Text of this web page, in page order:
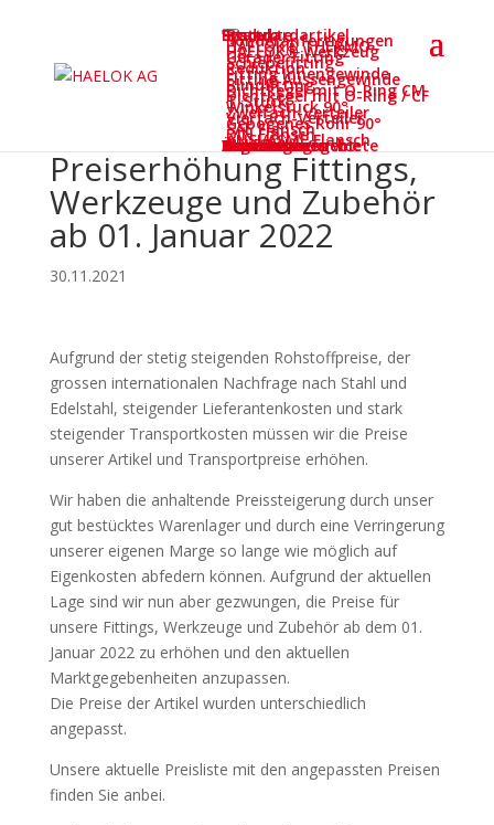
Start
System
Produkte
Standardartikel
Sonderanfertigungen
HAELOK® THERMO
HAELOK® Werkzeug
Gerader Fitting
Schiebefitting
Reduktion
Fitting Innengewinde
Fitting Aussengewinde
Blindfitting
Dichtkegel mit O-Ring CM
Dichtkegel mit O-Ring / CF
T-Stück
Winkelstück 90°
Zweifach-Verteiler
Vierfach-Verteiler
Gebogenes Rohr 90°
SAE Flansch
DIN Flansch
ANSI/ASME Flansch
Anwendungsgebiete
Service
Service-Übersicht
Zertifikate
Downloads
Reparatur-Service
Newsletter
Schulungen
Webinar
Unternehmen
Über uns
Karriere
Kontakt
English
Preiserhöhung Fittings,
Werkzeuge und Zubehör
ab 01. Januar 2022
30.11.2021
Aufgrund der stetig steigenden Rohstoffpreise, der
grossen internationalen Nachfrage nach Stahl und
Edelstahl, steigender Lieferantenkosten und stark
steigender Transportkosten müssen wir die Preise
unserer Artikel und Transportpreise erhöhen.
Wir haben die anhaltende Preissteigerung durch unser
gut bestücktes Warenlager und durch eine Verringerung
unserer eigenen Marge so lange wie möglich auf
Eigenkosten abfedern können. Aufgrund der aktuellen
Lage sind wir nun aber gezwungen, die Preise für
unsere Fittings, Werkzeuge und Zubehör ab dem 01.
Januar 2022 zu erhöhen und den aktuellen
Marktgegebenheiten anzupassen.
Die Preise der Artikel wurden unterschiedlich
angepasst.
Unsere aktuelle Preisliste mit den angepassten Preisen
finden Sie anbei.